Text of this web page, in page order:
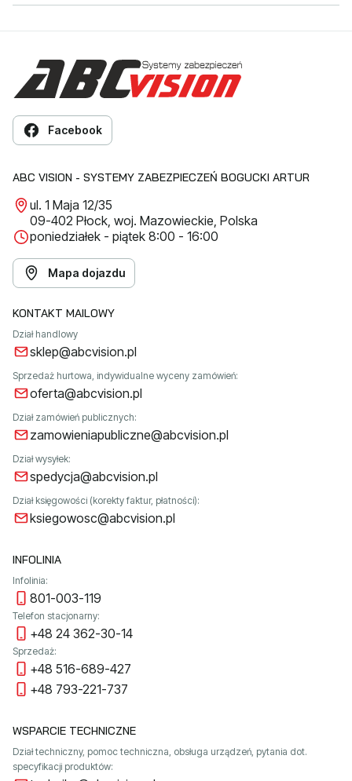
Facebook
ABC VISION - SYSTEMY ZABEZPIECZEŃ BOGUCKI ARTUR
ul. 1 Maja 12/35
09-402 Płock, woj. Mazowieckie, Polska
poniedziałek - piątek 8:00 - 16:00
Mapa dojazdu
KONTAKT MAILOWY
Dział handlowy
sklep@abcvision.pl
Sprzedaż hurtowa, indywidualne wyceny zamówień:
oferta@abcvision.pl
Dział zamówień publicznych:
zamowieniapubliczne@abcvision.pl
Dział wysyłek:
spedycja@abcvision.pl
Dział księgowości (korekty faktur, płatności):
ksiegowosc@abcvision.pl
INFOLINIA
Infolinia:
801-003-119
Telefon stacjonarny:
+48 24 362-30-14
Sprzedaż:
+48 516-689-427
+48 793-221-737
WSPARCIE TECHNICZNE
Dział techniczny, pomoc techniczna, obsługa urządzeń, pytania dot.
specyfikacji produktów: